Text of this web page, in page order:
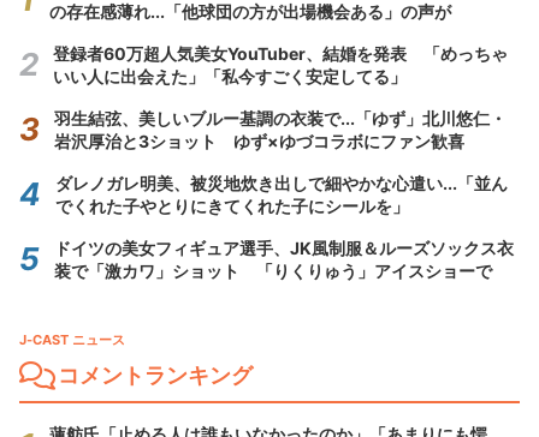
の存在感薄れ...「他球団の方が出場機会ある」の声が
登録者60万超人気美女YouTuber、結婚を発表 「めっちゃ
いい人に出会えた」「私今すごく安定してる」
羽生結弦、美しいブルー基調の衣装で...「ゆず」北川悠仁・
岩沢厚治と3ショット ゆず×ゆづコラボにファン歓喜
ダレノガレ明美、被災地炊き出しで細やかな心遣い...「並ん
でくれた子やとりにきてくれた子にシールを」
ドイツの美女フィギュア選手、JK風制服＆ルーズソックス衣
装で「激カワ」ショット 「りくりゅう」アイスショーで
J-CAST ニュース
コメントランキング